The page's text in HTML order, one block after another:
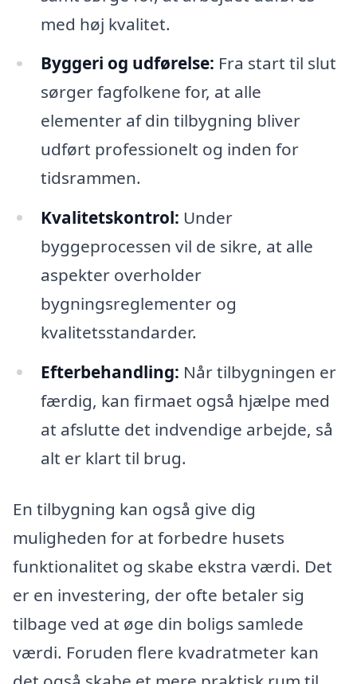
med høj kvalitet.
Byggeri og udførelse: Fra start til slut
sørger fagfolkene for, at alle
elementer af din tilbygning bliver
udført professionelt og inden for
tidsrammen.
Kvalitetskontrol: Under
byggeprocessen vil de sikre, at alle
aspekter overholder
bygningsreglementer og
kvalitetsstandarder.
Efterbehandling: Når tilbygningen er
færdig, kan firmaet også hjælpe med
at afslutte det indvendige arbejde, så
alt er klart til brug.
En tilbygning kan også give dig
muligheden for at forbedre husets
funktionalitet og skabe ekstra værdi. Det
er en investering, der ofte betaler sig
tilbage ved at øge din boligs samlede
værdi. Foruden flere kvadratmeter kan